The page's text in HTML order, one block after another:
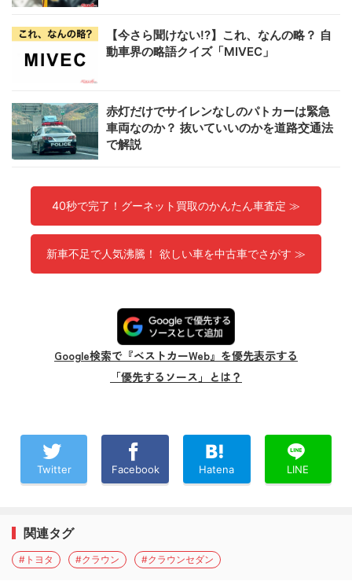
【今さら聞けない!?】これ、なんの略？ 自
動車界の略語クイズ「MIVEC」
赤灯だけでサイレンなしのパトカーは緊急
車両なのか？ 抜いていいのかを道路交通法
で解説
40秒で完了！グーネット買取のかんたん車査定 ≫
新車不足で人気沸騰！ 欲しい車を中古車でさがす ≫
Google検索で『ベストカーWeb』を優先表示する
「優先するソース」とは？
Twitter Facebook Hatena LINE
関連タグ
#トヨタ #クラウン #クラウンセダン